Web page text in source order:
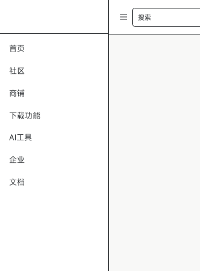
首页
社区
商铺
下载功能
AI工具
企业
文档
搜索